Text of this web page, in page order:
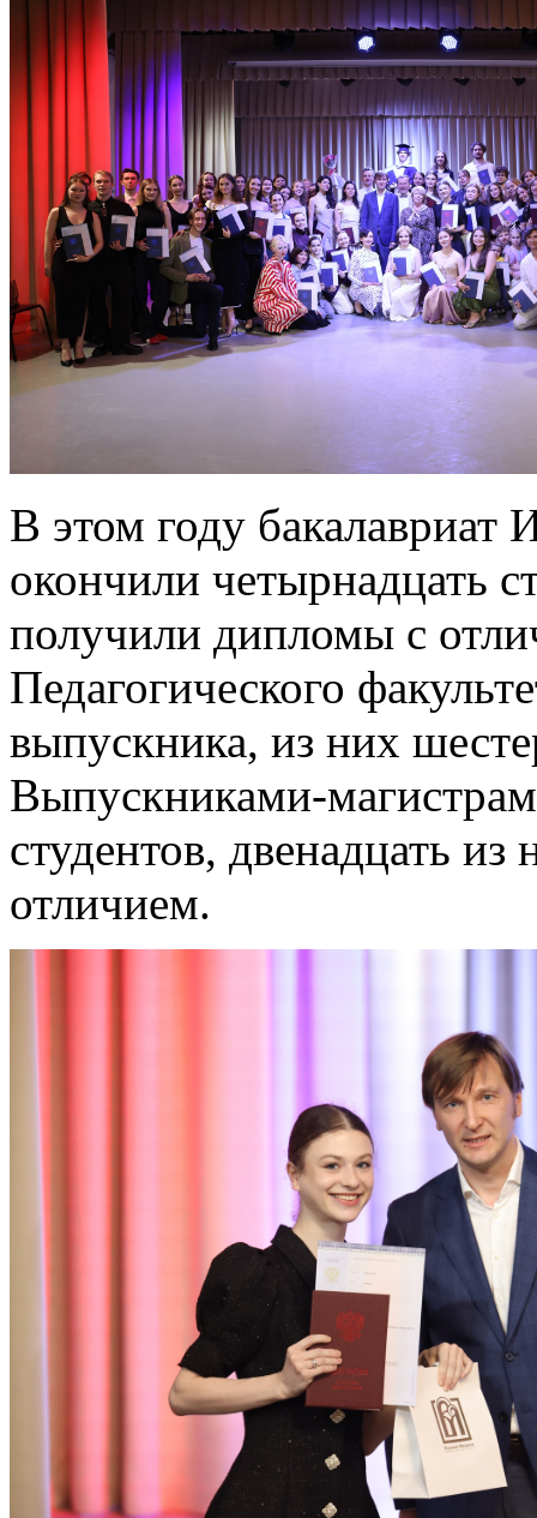
В этом году бакалавриат
окончили четырнадцать
получили дипломы с
Педагогического
выпускника, из них
Выпускниками-
студентов, двенадцать
отличием.